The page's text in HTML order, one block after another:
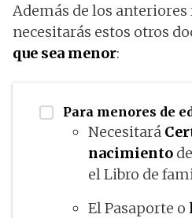
Además de los
necesitarás estos otros
que sea menor:
Para menores de
Necesitará
nacimiento
el Libro de
El Pasaporte o